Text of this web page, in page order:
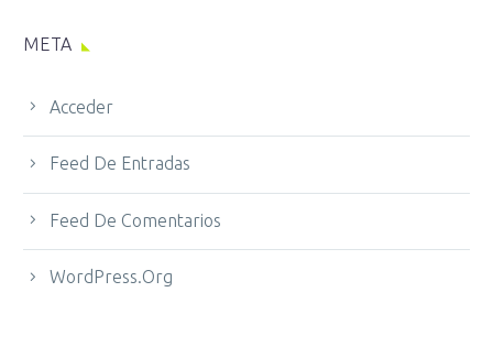
META
Acceder
Feed De Entradas
Feed De Comentarios
WordPress.org